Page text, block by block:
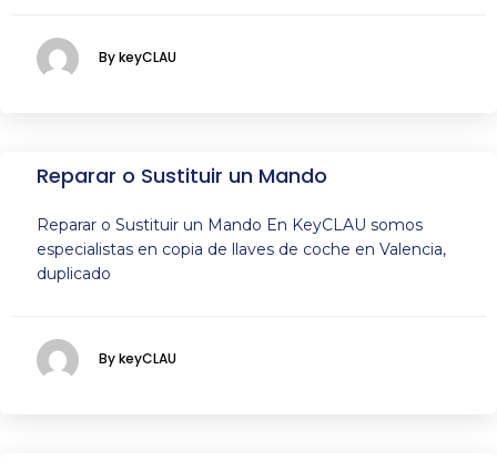
By keyCLAU
Reparar o Sustituir un Mando
Reparar o Sustituir un Mando En KeyCLAU somos
especialistas en copia de llaves de coche en Valencia,
duplicado
By keyCLAU